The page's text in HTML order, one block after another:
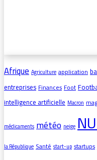
Afrique Agriculture application
entreprisesFinancesFoot
intelligence artificielle Macron
médicaments météo neige
la République Santé start-up startups